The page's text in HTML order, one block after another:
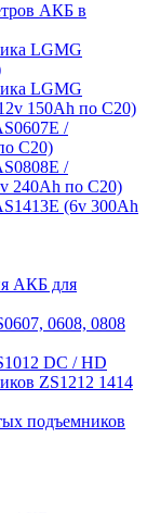
АКБ в
LGMG
LGMG
150Ah по С20)
/
С20)
/
240Ah по С20)
(6v 300Ah
АКБ для
0608, 0808
DC / HD
ZS1212 1414
подъемников